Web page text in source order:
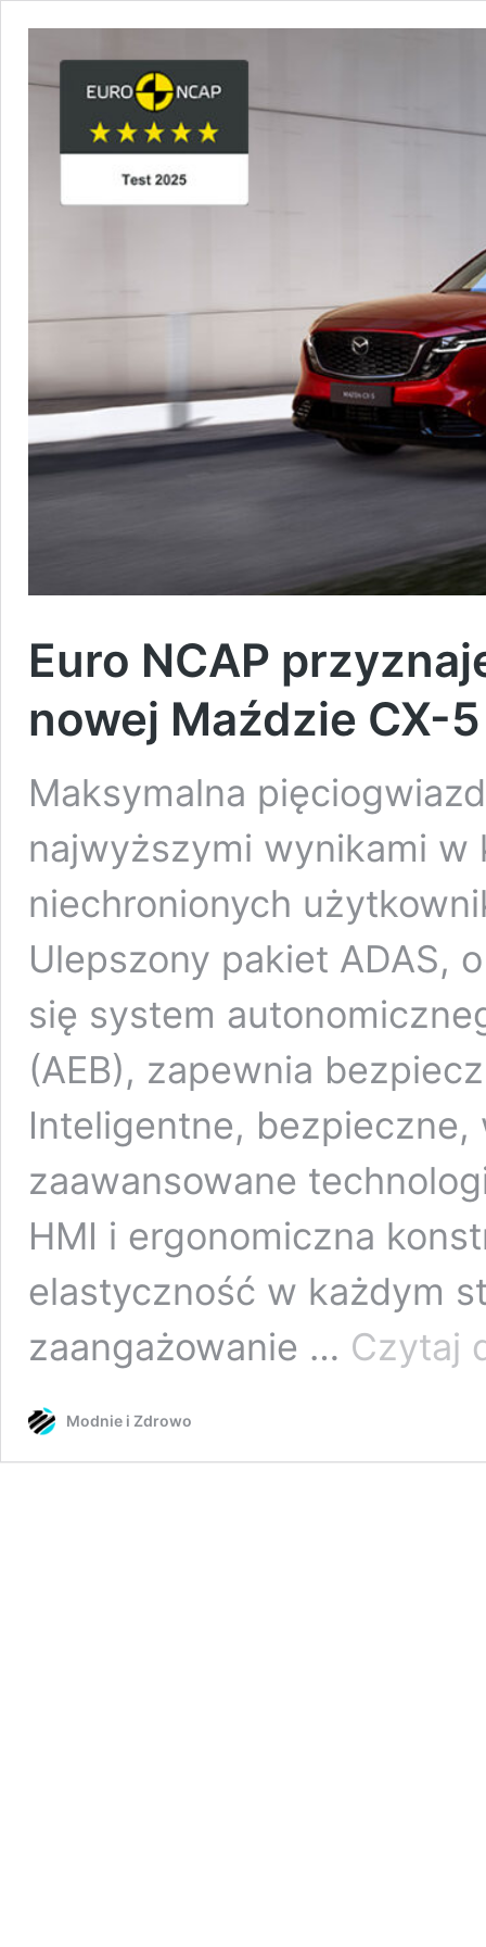
Euro NCAP
nowej Maździe CX-5
Maksymalna
najwyższymi wynikami w
niechronionych
Ulepszony pakiet ADAS,
się system
(AEB), zapewnia
Inteligentne, bezpieczne,
zaawansowane
HMI i ergonomiczna
elastyczność w każdym
zaangażowanie … Czytaj
Modnie i Zdrowo